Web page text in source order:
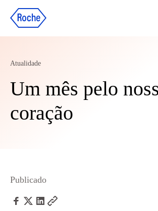
Atualidade
Um mês pelo
coração
Publicado